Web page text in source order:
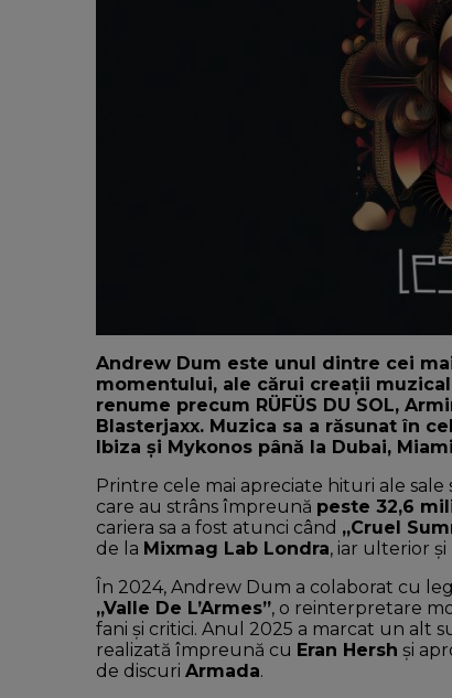
Andrew Dum este unul dintre cei
momentului, ale cărui creații
renume precum RÜFÜS DU SOL,
Blasterjaxx. Muzica sa a răsunat în
Ibiza și Mykonos până la Dubai,
Printre cele mai apreciate hituri ale sale
care au strâns împreună peste 32,6
cariera sa a fost atunci când „Cruel
de la Mixmag Lab Londra, iar ulterior
În 2024, Andrew Dum a colaborat cu
„Valle De L’Armes”, o reinterpretare
fani și critici. Anul 2025 a marcat un alt
realizată împreună cu Eran Hersh și
de discuri Armada.